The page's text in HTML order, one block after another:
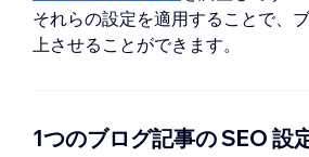
それらの設定を適用することで、
上させることができます。
1つのブログ記事の SEO 設